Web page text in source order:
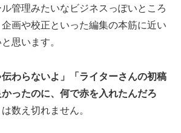
管理みたいなビジネスっぽいところ
画や校正といった編集の本筋に近い
思います。
伝わらないよ」「ライターさんの初稿
ったのに、何で赤を入れたんだろ
数え切れません。